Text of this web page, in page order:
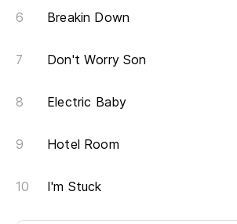
Breakin Down
Don't Worry Son
Electric Baby
Hotel Room
I'm Stuck